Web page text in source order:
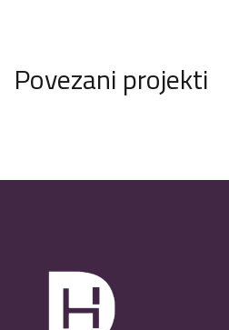
Povezani projekti